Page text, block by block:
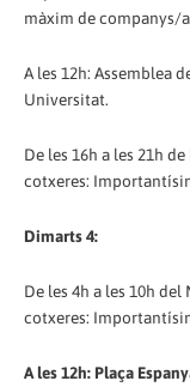
màxim de companys/
A les 12h: Assemblea
Universitat.
De les 16h a les 21h
cotxeres:
Dimarts 4:
De les 4h a les 10h
cotxeres:
A les 12h: Plaça